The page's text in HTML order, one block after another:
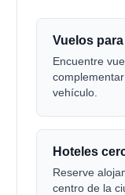
Vuelos
Encuentre
vehículo.
Hoteles
Reserve
centro de la